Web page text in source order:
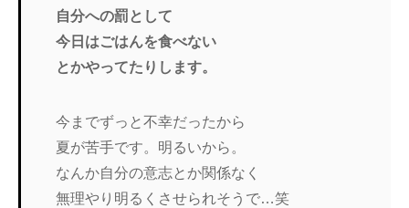
自分への罰として
今日はごはんを食べない
とかやってたりします。
今までずっと不幸だったから
夏が苦手です。明るいから。
なんか自分の意志とか関係なく
無理やり明るくさせられそうで…笑